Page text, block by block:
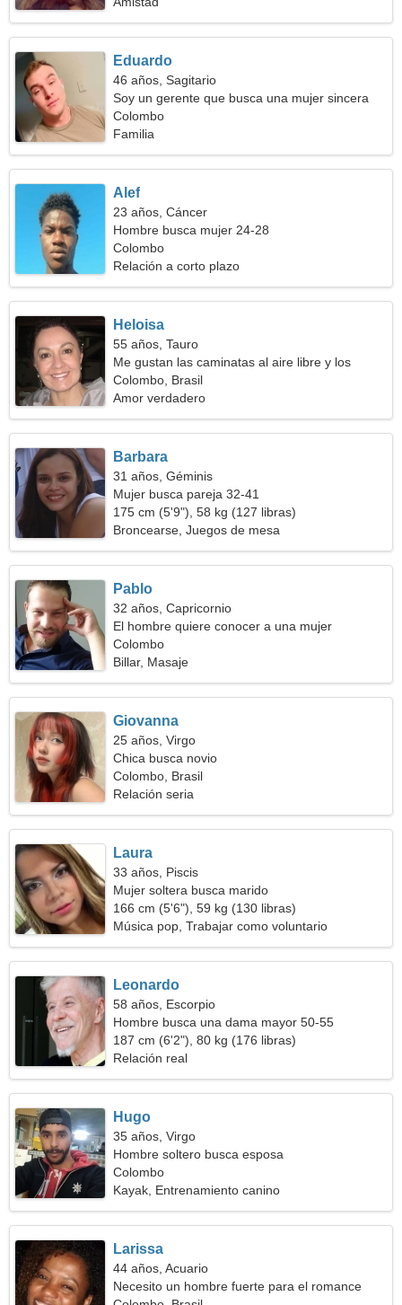
Eduardo
46 años, Sagitario
Soy un gerente que busca una mujer sincera
Colombo
Familia
Alef
23 años, Cáncer
Hombre busca mujer 24-28
Colombo
Relación a corto plazo
Heloisa
55 años, Tauro
Me gustan las caminatas al aire libre y los
deportes
Colombo, Brasil
Amor verdadero
Barbara
31 años, Géminis
Mujer busca pareja 32-41
175 cm (5'9"), 58 kg (127 libras)
Broncearse, Juegos de mesa
Pablo
32 años, Capricornio
El hombre quiere conocer a una mujer
Colombo
Billar, Masaje
Giovanna
25 años, Virgo
Chica busca novio
Colombo, Brasil
Relación seria
Laura
33 años, Piscis
Mujer soltera busca marido
166 cm (5'6"), 59 kg (130 libras)
Música pop, Trabajar como voluntario
Leonardo
58 años, Escorpio
Hombre busca una dama mayor 50-55
187 cm (6'2"), 80 kg (176 libras)
Relación real
Hugo
35 años, Virgo
Hombre soltero busca esposa
Colombo
Kayak, Entrenamiento canino
Larissa
44 años, Acuario
Necesito un hombre fuerte para el romance